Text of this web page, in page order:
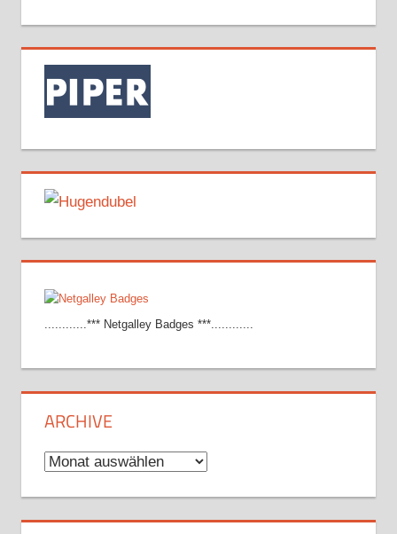
............*** Netgalley Badges ***............
ARCHIVE
Archive